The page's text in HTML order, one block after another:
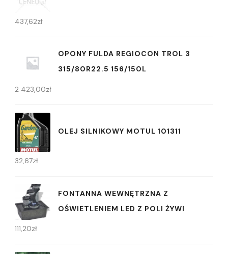
437,62zł
OPONY FULDA REGIOCON TROL 3
315/80R22.5 156/150L
2 423,00zł
OLEJ SILNIKOWY MOTUL 101311
32,67zł
FONTANNA WEWNĘTRZNA Z
OŚWIETLENIEM LED Z POLI ŻYWI
111,20zł